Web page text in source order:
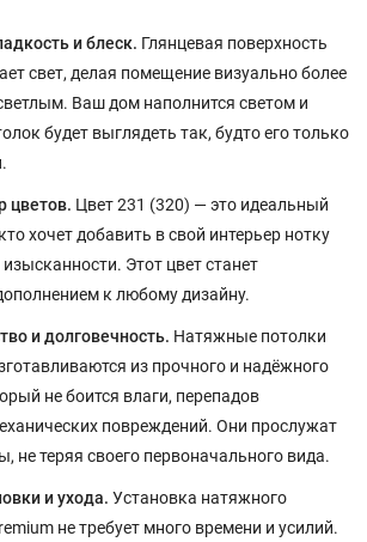
и блеск. Глянцевая поверхность
свет, делая помещение визуально более
Ваш дом наполнится светом и
будет выглядеть так, будто его только
цветов. Цвет 231 (320) — это идеальный
хочет добавить в свой интерьер нотку
Этот цвет станет
к любому дизайну.
и долговечность. Натяжные потолки
из прочного и надёжного
не боится влаги, перепадов
повреждений. Они прослужат
не теряя своего первоначального вида.
и ухода. Установка натяжного
не требует много времени и усилий.